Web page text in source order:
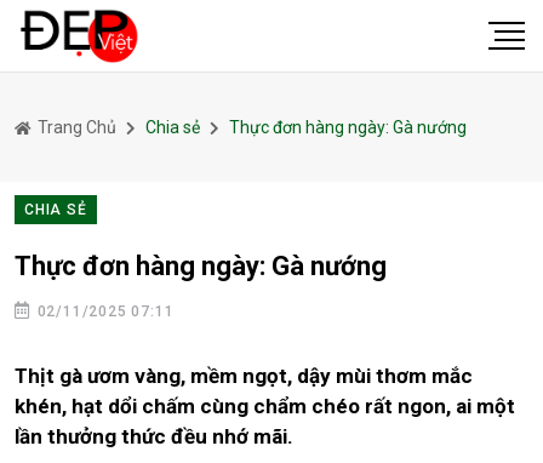
Trang Chủ Chia sẻ Thực đơn hàng ngày: Gà nướng
CHIA SẺ
Thực đơn hàng ngày: Gà nướng
02/11/2025 07:11
Thịt gà ươm vàng, mềm ngọt, dậy mùi thơm mắc
khén, hạt dổi chấm cùng chẩm chéo rất ngon, ai một
lần thưởng thức đều nhớ mãi.